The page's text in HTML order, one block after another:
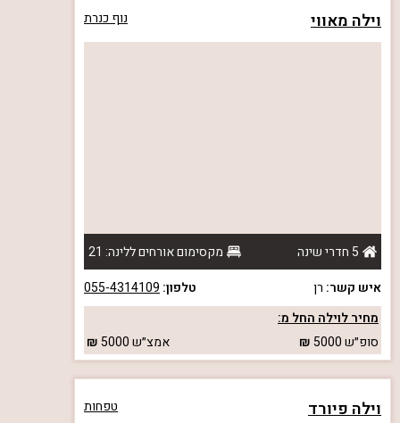
וילה מאווי נוף כנרת
5 חדרי שינה
מקסימום אורחים ללינה: 21
איש קשר: רן טלפון: 055-4314109
מחיר לוילה החל מ:
סופ״ש5000 אמצ״ש5000
וילה פיורד טפחות